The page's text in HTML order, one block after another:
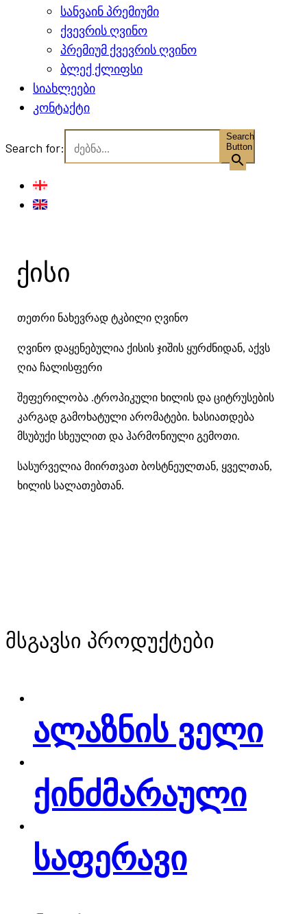
სანვაინ პრემიუმი
ქვევრის ღვინო
პრემიუმ ქვევრის ღვინო
ბლექ ქლიფსი
სიახლეები
კონტაქტი
Search for:
Search
Button
ქისი
თეთრი ნახევრად ტკბილი ღვინო
ღვინო დაყენებულია ქისის ჯიშის ყურძნიდან, აქვს
ღია ჩალისფერი
შეფერილობა .ტროპიკული ხილის და ციტრუსების
კარგად გამოხატული არომატები. ხასიათდება
მსუბუქი სხეულით და ჰარმონიული გემოთი.
სასურველია მიირთვათ ბოსტნეულთან, ყველთან,
ხილის სალათებთან.
მსგავსი პროდუქტები
ალაზნის ველი
ქინძმარაული
საფერავი